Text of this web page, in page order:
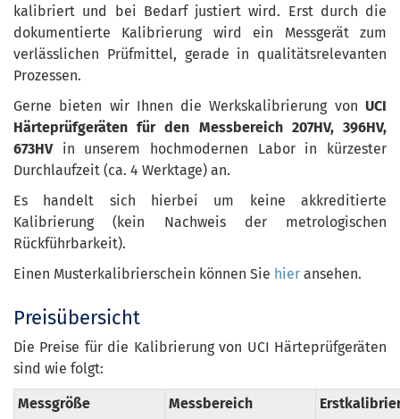
kalibriert und bei Bedarf justiert wird. Erst durch die
dokumentierte Kalibrierung wird ein Messgerät zum
verlässlichen Prüfmittel, gerade in qualitätsrelevanten
Prozessen.
Gerne bieten wir Ihnen die Werkskalibrierung von UCI
Härteprüfgeräten für den Messbereich 207HV, 396HV,
673HVin unserem hochmodernen Labor in kürzester
Durchlaufzeit (ca. 4 Werktage) an.
Es handelt sich hierbei um keine akkreditierte
Kalibrierung (kein Nachweis der metrologischen
Rückführbarkeit).
Einen Musterkalibrierschein können Sie hier ansehen.
Preisübersicht
Die Preise für die Kalibrierung von UCI Härteprüfgeräten
sind wie folgt:
Messgröße Messbereich